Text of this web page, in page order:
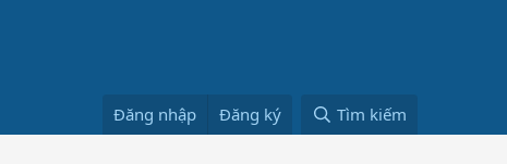
Đăng nhập Đăng ký Tìm kiếm